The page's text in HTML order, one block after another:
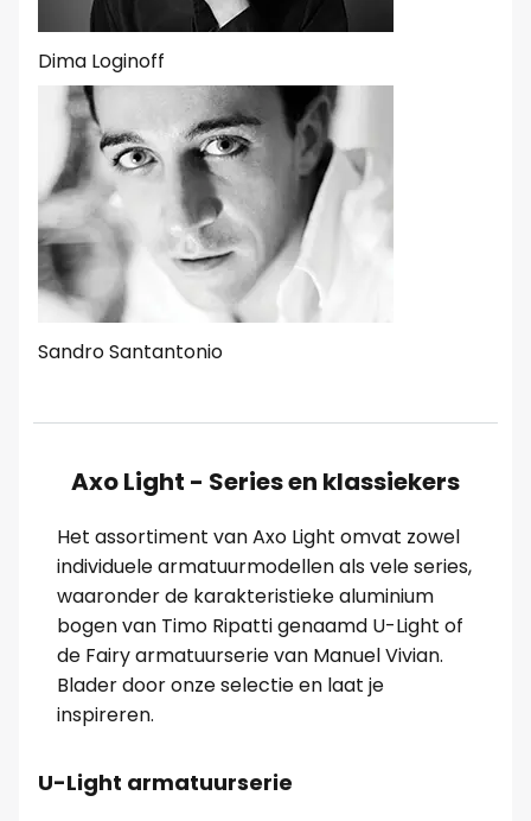
Dima Loginoff
Sandro Santantonio
Axo Light - Series en klassiekers
Het assortiment van Axo Light omvat zowel
individuele armatuurmodellen als vele series,
waaronder de karakteristieke aluminium
bogen van Timo Ripatti genaamd U-Light of
de Fairy armatuurserie van Manuel Vivian.
Blader door onze selectie en laat je
inspireren.
U-Light armatuurserie